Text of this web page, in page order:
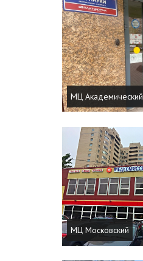
МЦ Академический
МЦ Московский